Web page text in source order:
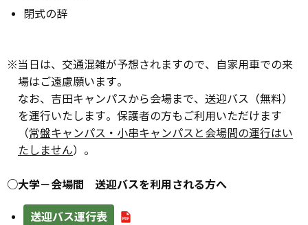
閉式の辞
※当日は、交通混雑が予想されますので、自家用車での来
場はご遠慮願います。
なお、吉田キャンパスから会場まで、送迎バス（無料）
を運行いたします。保護者の方もご利用いただけます
（常盤キャンパス・小串キャンパスと会場間の運行はい
たしません）。
○大学－会場間 送迎バスを利用される方へ
送迎バス運行表